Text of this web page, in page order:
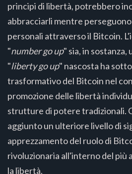
principi di libertà, potrebbero
abbracciarli mentre
personali attraverso il Bitcoin.
"number go up" sia, in sostanza,
"liberty go up" nascosta ha
trasformativo del Bitcoin nel
promozione delle libertà
strutture di potere tradizionali.
aggiunto un ulteriore livello di
apprezzamento del ruolo di
rivoluzionaria all'interno del più
la libertà.